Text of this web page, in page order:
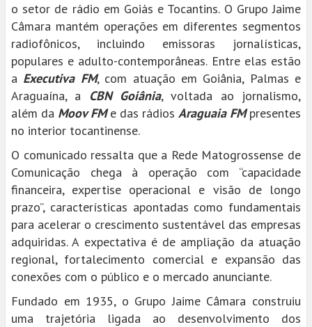
o setor de rádio em Goiás e Tocantins. O Grupo Jaime
Câmara mantém operações em diferentes segmentos
radiofônicos, incluindo emissoras jornalísticas,
populares e adulto-contemporâneas. Entre elas estão
a Executiva FM, com atuação em Goiânia, Palmas e
Araguaína, a
CBN Goiânia, voltada ao jornalismo,
além da Moov FMe das rádios Araguaia FMpresentes
no interior tocantinense.
O comunicado ressalta que a Rede Matogrossense de
Comunicação chega à operação com “capacidade
financeira, expertise operacional e visão de longo
prazo”, características apontadas como fundamentais
para acelerar o crescimento sustentável das empresas
adquiridas. A expectativa é de ampliação da atuação
regional, fortalecimento comercial e expansão das
conexões com o público e o mercado anunciante.
Fundado em 1935, o Grupo Jaime Câmara construiu
uma trajetória ligada ao desenvolvimento dos